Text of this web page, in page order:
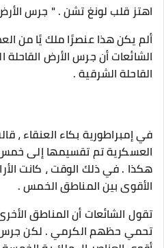
اهتز قلب لونغ تشن . " جرس
ألم يكن هذا عنصرًا ملك يًا من
الشائعات أن جرس الأرض
القاحلة الشرقية .
في إمبراطورية بكاء العنقاء ،
العسكرية تم تقسيمها إلى
هكذا . في ذلك الوقت ، كانت
الأقوى بين المناطق الخمس .
تقول الشائعات أن المناطق
تحمي حظهم الكرمي . لكن جرس